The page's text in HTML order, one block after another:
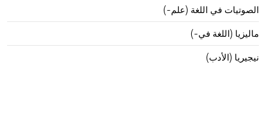
الصوتيات في اللغة (علم-)
ماليزيا (اللغة في-)
نيجيريا (الأدب)